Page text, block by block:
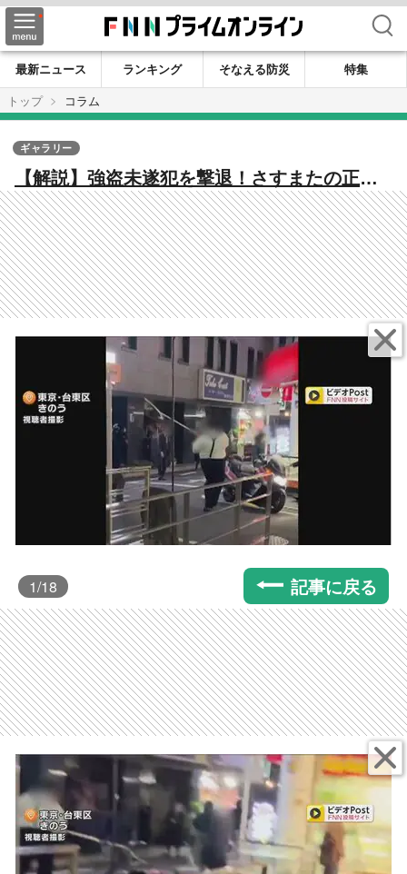
検索
最新ニュース ランキング そなえる防災
特集
トップ
コラム
【解説】強盗未遂犯を撃退！さすまたの正し
い使い方 上野宝石店強盗未遂事件から見る
店舗がとるべき防犯体制
ギャラリー
1/18 記事に戻る